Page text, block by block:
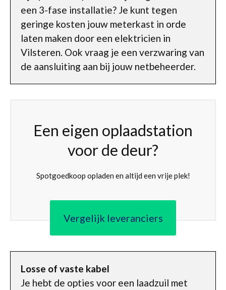
een 3-fase installatie? Je kunt tegen
geringe kosten jouw meterkast in orde
laten maken door een elektricien in
Vilsteren. Ook vraag je een verzwaring van
de aansluiting aan bij jouw netbeheerder.
Een eigen oplaadstation
voor de deur?
Spotgoedkoop opladen en altijd een vrije plek!
Vergelijk leveranciers
Losse of vaste kabel
Je hebt de opties voor een laadzuil met